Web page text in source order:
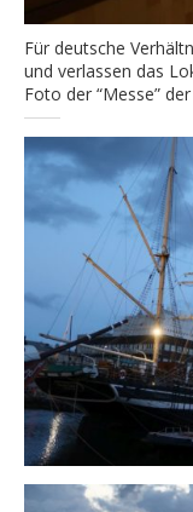
Für deutsche
und verlassen das
Foto der “Messe”